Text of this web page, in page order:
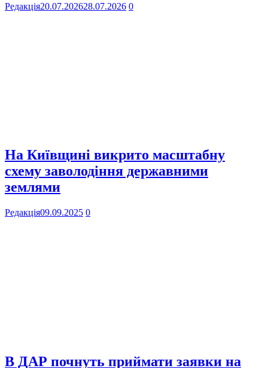
Редакція20.07.202628.07.2026 0
На Київщині викрито масштабну
схему заволодіння державними
землями
Редакція09.09.2025 0
В ДАР почнуть приймати заявки на